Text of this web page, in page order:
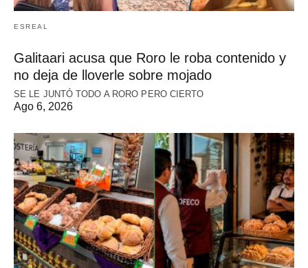
ESREAL
Galitaari acusa que Roro le roba contenido y
no deja de lloverle sobre mojado
SE LE JUNTÓ TODO A RORO PERO CIERTO
Ago 6, 2026